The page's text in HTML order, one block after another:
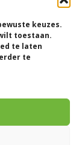
keuzes.
toestaan.
te laten
te